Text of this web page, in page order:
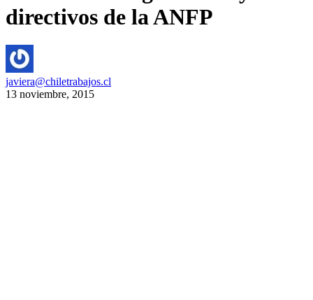
directivos de la ANFP
javiera@chiletrabajos.cl
13 noviembre, 2015